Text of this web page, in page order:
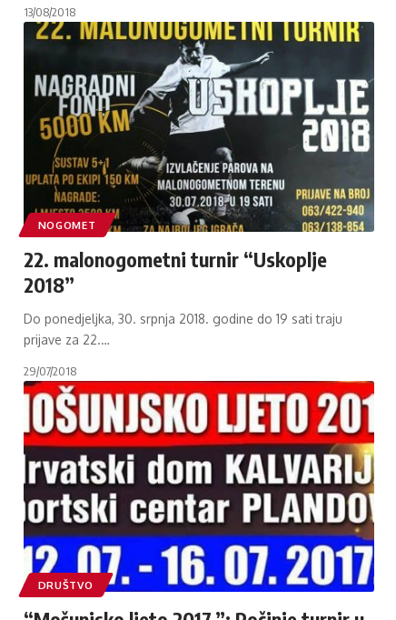
13/08/2018
NOGOMET
22. malonogometni turnir “Uskoplje
2018”
Do ponedjeljka, 30. srpnja 2018. godine do 19 sati traju
prijave za 22.…
29/07/2018
DRUŠTVO